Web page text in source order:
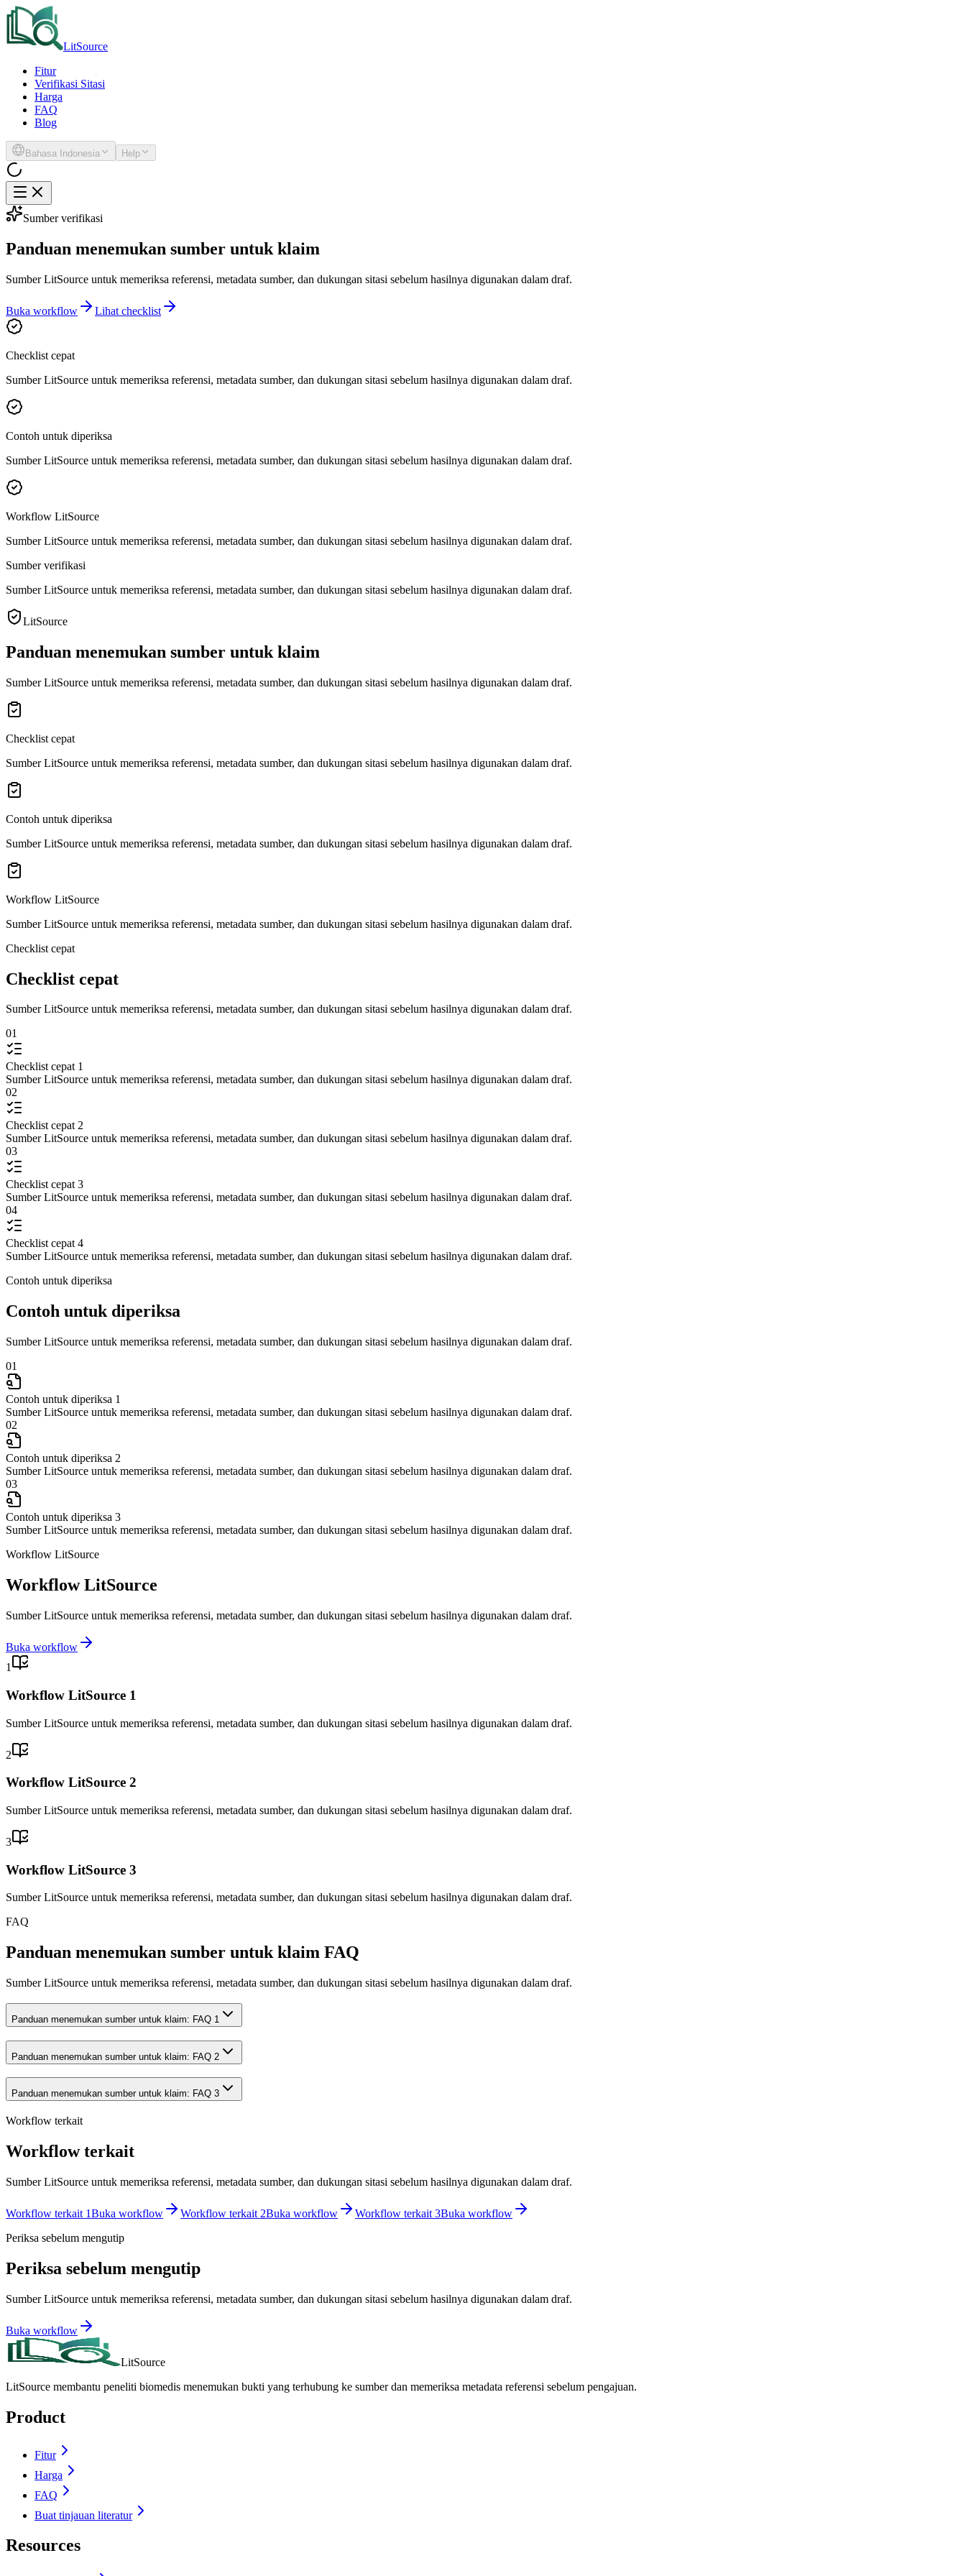
LitSource
Fitur
Verifikasi Sitasi
Harga
FAQ
Blog
Bahasa Indonesia Help
Sumber verifikasi
Panduan menemukan sumber untuk klaim
Sumber LitSource untuk memeriksa referensi, metadata sumber, dan dukungan sitasi sebelum hasilnya digunakan dalam draf.
Buka workflow Lihat checklist
Checklist cepat
Sumber LitSource untuk memeriksa referensi, metadata sumber, dan dukungan sitasi sebelum hasilnya digunakan dalam draf.
Contoh untuk diperiksa
Sumber LitSource untuk memeriksa referensi, metadata sumber, dan dukungan sitasi sebelum hasilnya digunakan dalam draf.
Workflow LitSource
Sumber LitSource untuk memeriksa referensi, metadata sumber, dan dukungan sitasi sebelum hasilnya digunakan dalam draf.
Sumber verifikasi
Sumber LitSource untuk memeriksa referensi, metadata sumber, dan dukungan sitasi sebelum hasilnya digunakan dalam draf.
LitSource
Panduan menemukan sumber untuk klaim
Sumber LitSource untuk memeriksa referensi, metadata sumber, dan dukungan sitasi sebelum hasilnya digunakan dalam draf.
Checklist cepat
Sumber LitSource untuk memeriksa referensi, metadata sumber, dan dukungan sitasi sebelum hasilnya digunakan dalam draf.
Contoh untuk diperiksa
Sumber LitSource untuk memeriksa referensi, metadata sumber, dan dukungan sitasi sebelum hasilnya digunakan dalam draf.
Workflow LitSource
Sumber LitSource untuk memeriksa referensi, metadata sumber, dan dukungan sitasi sebelum hasilnya digunakan dalam draf.
Checklist cepat
Checklist cepat
Sumber LitSource untuk memeriksa referensi, metadata sumber, dan dukungan sitasi sebelum hasilnya digunakan dalam draf.
01
Checklist cepat 1
Sumber LitSource untuk memeriksa referensi, metadata sumber, dan dukungan sitasi sebelum hasilnya digunakan dalam draf.
02
Checklist cepat 2
Sumber LitSource untuk memeriksa referensi, metadata sumber, dan dukungan sitasi sebelum hasilnya digunakan dalam draf.
03
Checklist cepat 3
Sumber LitSource untuk memeriksa referensi, metadata sumber, dan dukungan sitasi sebelum hasilnya digunakan dalam draf.
04
Checklist cepat 4
Sumber LitSource untuk memeriksa referensi, metadata sumber, dan dukungan sitasi sebelum hasilnya digunakan dalam draf.
Contoh untuk diperiksa
Contoh untuk diperiksa
Sumber LitSource untuk memeriksa referensi, metadata sumber, dan dukungan sitasi sebelum hasilnya digunakan dalam draf.
01
Contoh untuk diperiksa 1
Sumber LitSource untuk memeriksa referensi, metadata sumber, dan dukungan sitasi sebelum hasilnya digunakan dalam draf.
02
Contoh untuk diperiksa 2
Sumber LitSource untuk memeriksa referensi, metadata sumber, dan dukungan sitasi sebelum hasilnya digunakan dalam draf.
03
Contoh untuk diperiksa 3
Sumber LitSource untuk memeriksa referensi, metadata sumber, dan dukungan sitasi sebelum hasilnya digunakan dalam draf.
Workflow LitSource
Workflow LitSource
Sumber LitSource untuk memeriksa referensi, metadata sumber, dan dukungan sitasi sebelum hasilnya digunakan dalam draf.
Buka workflow
1
Workflow LitSource 1
Sumber LitSource untuk memeriksa referensi, metadata sumber, dan dukungan sitasi sebelum hasilnya digunakan dalam draf.
2
Workflow LitSource 2
Sumber LitSource untuk memeriksa referensi, metadata sumber, dan dukungan sitasi sebelum hasilnya digunakan dalam draf.
3
Workflow LitSource 3
Sumber LitSource untuk memeriksa referensi, metadata sumber, dan dukungan sitasi sebelum hasilnya digunakan dalam draf.
FAQ
Panduan menemukan sumber untuk klaim FAQ
Sumber LitSource untuk memeriksa referensi, metadata sumber, dan dukungan sitasi sebelum hasilnya digunakan dalam draf.
Panduan menemukan sumber untuk klaim: FAQ 1
Panduan menemukan sumber untuk klaim: FAQ 2
Panduan menemukan sumber untuk klaim: FAQ 3
Workflow terkait
Workflow terkait
Sumber LitSource untuk memeriksa referensi, metadata sumber, dan dukungan sitasi sebelum hasilnya digunakan dalam draf.
Workflow terkait 1Buka workflow Workflow terkait 2Buka workflow Workflow terkait 3Buka workflow
Periksa sebelum mengutip
Periksa sebelum mengutip
Sumber LitSource untuk memeriksa referensi, metadata sumber, dan dukungan sitasi sebelum hasilnya digunakan dalam draf.
Buka workflow
LitSource
LitSource membantu peneliti biomedis menemukan bukti yang terhubung ke sumber dan memeriksa metadata referensi sebelum pengajuan.
Product
Fitur
Harga
FAQ
Buat tinjauan literatur
Resources